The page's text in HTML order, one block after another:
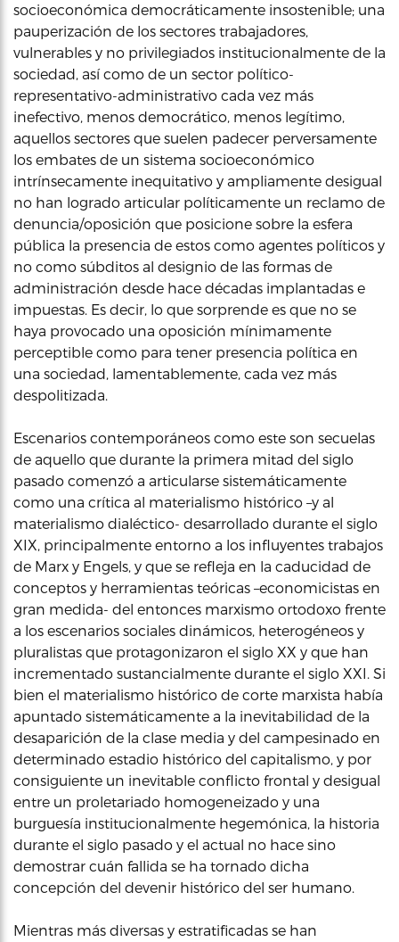
socioeconómica democráticamente insostenible; una
pauperización de los sectores trabajadores,
vulnerables y no privilegiados institucionalmente de la
sociedad, así como de un sector político-
representativo-administrativo cada vez más
inefectivo, menos democrático, menos legítimo,
aquellos sectores que suelen padecer perversamente
los embates de un sistema socioeconómico
intrínsecamente inequitativo y ampliamente desigual
no han logrado articular políticamente un reclamo de
denuncia/oposición que posicione sobre la esfera
pública la presencia de estos como agentes políticos y
no como súbditos al designio de las formas de
administración desde hace décadas implantadas e
impuestas. Es decir, lo que sorprende es que no se
haya provocado una oposición mínimamente
perceptible como para tener presencia política en
una sociedad, lamentablemente, cada vez más
despolitizada.
Escenarios contemporáneos como este son secuelas
de aquello que durante la primera mitad del siglo
pasado comenzó a articularse sistemáticamente
como una crítica al materialismo histórico –y al
materialismo dialéctico- desarrollado durante el siglo
XIX, principalmente entorno a los influyentes trabajos
de Marx y Engels, y que se refleja en la caducidad de
conceptos y herramientas teóricas –economicistas en
gran medida- del entonces marxismo ortodoxo frente
a los escenarios sociales dinámicos, heterogéneos y
pluralistas que protagonizaron el siglo XX y que han
incrementado sustancialmente durante el siglo XXI. Si
bien el materialismo histórico de corte marxista había
apuntado sistemáticamente a la inevitabilidad de la
desaparición de la clase media y del campesinado en
determinado estadio histórico del capitalismo, y por
consiguiente un inevitable conflicto frontal y desigual
entre un proletariado homogeneizado y una
burguesía institucionalmente hegemónica, la historia
durante el siglo pasado y el actual no hace sino
demostrar cuán fallida se ha tornado dicha
concepción del devenir histórico del ser humano.
Mientras más diversas y estratificadas se han